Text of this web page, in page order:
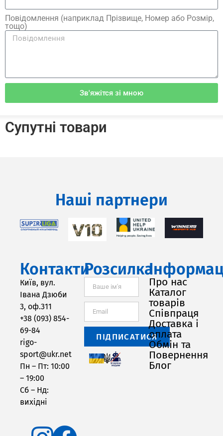
Повідомлення (наприклад Прізвище, Номер або Розмір,
тощо)
Зв'яжітся зі мною
Супутні товари
Наші партнери
Контакти
Київ, вул.
Івана Дзюби
3, оф.311
+38 (093) 854-
69-84
rigo-
sport@ukr.net
Пн – Пт: 10:00
– 19:00
Сб – Нд:
вихідні
Розсилка
ПІДПИСАТИСЯ
Про нас
Каталог
товарів
Співпраця
Доставка і
оплата
Обмін та
Повернення
Блог